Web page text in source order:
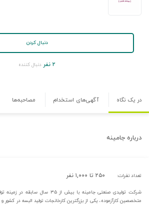
دنبال کردن
۲ نفر دنبال کننده
در یک نگاه آگهی‌های استخدام مصاحبه‌ها
درباره جامینه
تعداد نفرات: ۲۵۰ تا ۱,۰۰۰ نفر
شرکت تولیدی صنعتی جامینه با بیش از
متخصصین کارآزموده، یکی از بزرگترین کارخانجات تولید البسه در کشور